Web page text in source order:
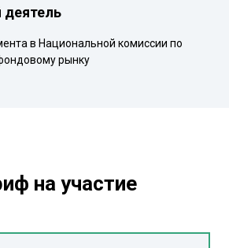
в Национальной комиссии по
рынку
на участие